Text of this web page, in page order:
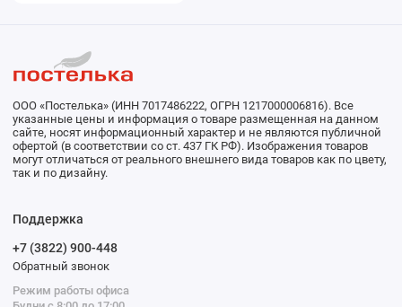
ООО «Постелька» (ИНН 7017486222, ОГРН 1217000006816). Все
указанные цены и информация о товаре размещенная на данном
сайте, носят информационный характер и не являются публичной
офертой (в соответствии со ст. 437 ГК РФ). Изображения товаров
могут отличаться от реального внешнего вида товаров как по цвету,
так и по дизайну.
Поддержка
+7 (3822) 900-448
Обратный звонок
Режим работы офиса